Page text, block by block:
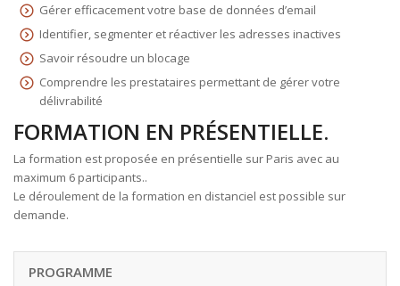
Gérer efficacement votre base de données d’email
Identifier, segmenter et réactiver les adresses inactives
Savoir résoudre un blocage
Comprendre les prestataires permettant de gérer votre
délivrabilité
FORMATION EN PRÉSENTIELLE.
La formation est proposée en présentielle sur Paris avec au
maximum 6 participants..
Le déroulement de la formation en distanciel est possible sur
demande.
PROGRAMME